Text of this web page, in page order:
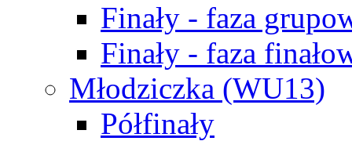
Finały - faza
Finały - faza
Młodziczka (WU13)
Półfinały